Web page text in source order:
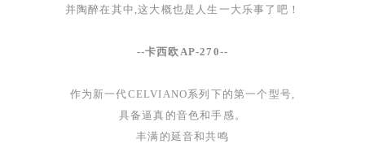
并陶醉在其中 ,这大概也是人生一大乐事了吧 ！
--卡西欧AP-270--
作为新一代CELVIANO系列下的第一个型号,
具备逼真的音色和手感。
丰满的延音和共鸣